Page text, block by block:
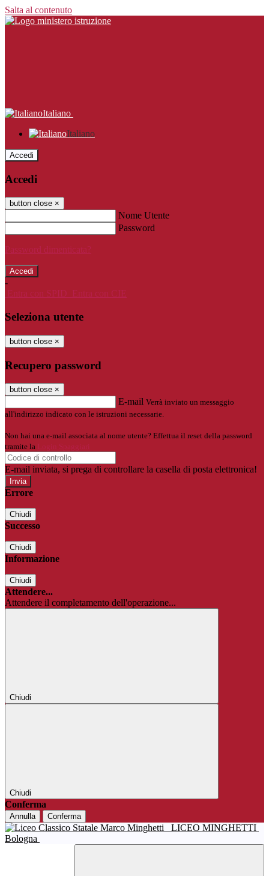
Salta al contenuto
Italiano
Italiano
Accedi
Accedi
button close ×
Nome Utente
Password
Password dimenticata?
-
Entra con SPID
Entra con CIE
Seleziona utente
button close ×
Recupero password
button close ×
E-mail Verrà inviato un messaggio
all'indirizzo indicato con le istruzioni necessarie.
Non hai una e-mail associata al nome utente? Effettua il reset della password
tramite la
Login Spaggiari
E-mail inviata, si prega di controllare la casella di posta elettronica!
Errore
Chiudi
Successo
Chiudi
Informazione
Chiudi
Attendere...
Attendere il completamento dell'operazione...
Chiudi
Chiudi
Conferma
Annulla Conferma
LICEO MINGHETTI
Bologna